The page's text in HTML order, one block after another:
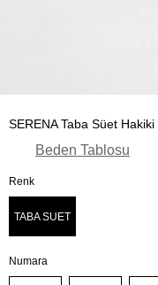
SERENA Taba Süet Hakiki
Beden Tablosu
Renk
TABA SUET
Numara